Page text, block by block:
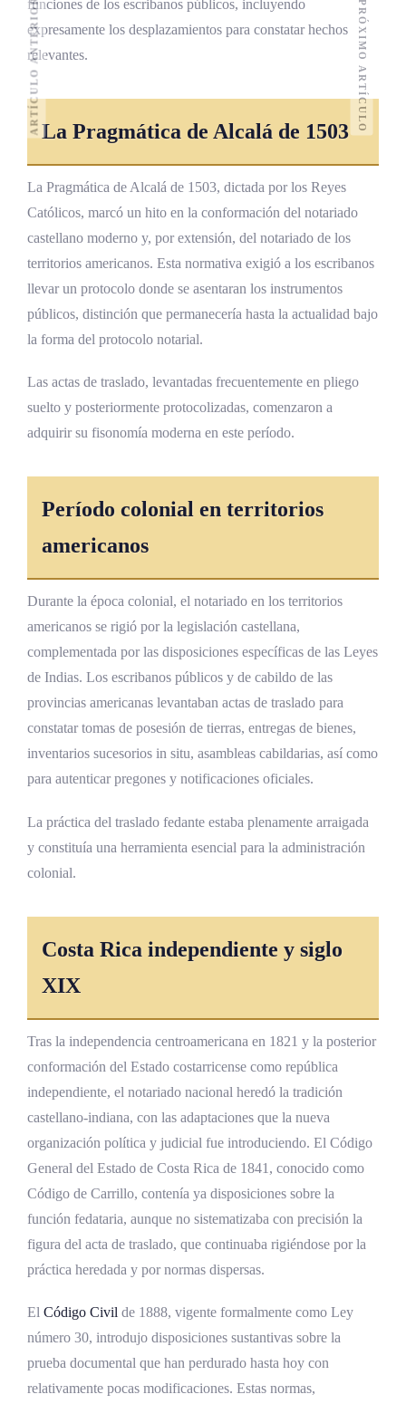
funciones de los escribanos públicos, incluyendo
expresamente los desplazamientos para constatar hechos
relevantes.
La Pragmática de Alcalá de 1503
La Pragmática de Alcalá de 1503, dictada por los Reyes
Católicos, marcó un hito en la conformación del notariado
castellano moderno y, por extensión, del notariado de los
territorios americanos. Esta normativa exigió a los escribanos
llevar un protocolo donde se asentaran los instrumentos
públicos, distinción que permanecería hasta la actualidad bajo
la forma del protocolo notarial.
Las actas de traslado, levantadas frecuentemente en pliego
suelto y posteriormente protocolizadas, comenzaron a
adquirir su fisonomía moderna en este período.
Período colonial en territorios
americanos
Durante la época colonial, el notariado en los territorios
americanos se rigió por la legislación castellana,
complementada por las disposiciones específicas de las Leyes
de Indias. Los escribanos públicos y de cabildo de las
provincias americanas levantaban actas de traslado para
constatar tomas de posesión de tierras, entregas de bienes,
inventarios sucesorios in situ, asambleas cabildarias, así como
para autenticar pregones y notificaciones oficiales.
La práctica del traslado fedante estaba plenamente arraigada
y constituía una herramienta esencial para la administración
colonial.
Costa Rica independiente y siglo
XIX
Tras la independencia centroamericana en 1821 y la posterior
conformación del Estado costarricense como república
independiente, el notariado nacional heredó la tradición
castellano-indiana, con las adaptaciones que la nueva
organización política y judicial fue introduciendo. El Código
General del Estado de Costa Rica de 1841, conocido como
Código de Carrillo, contenía ya disposiciones sobre la
función fedataria, aunque no sistematizaba con precisión la
figura del acta de traslado, que continuaba rigiéndose por la
práctica heredada y por normas dispersas.
El Código Civil de 1888, vigente formalmente como Ley
número 30, introdujo disposiciones sustantivas sobre la
prueba documental que han perdurado hasta hoy con
relativamente pocas modificaciones. Estas normas,
ARTÍCULO ANTERIOR PRÓXIMO ARTÍCULO